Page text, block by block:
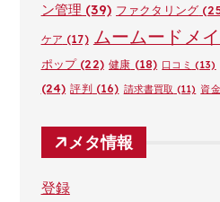
ン管理 (39) ファクタリング
ケア (17) ムームードメ
ポップ(22) 健康 (18) 口コミ (13)
(24) 評判 (16) 請求書買取 (11) 資
メタ情報
登録